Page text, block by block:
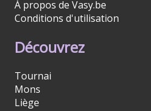
À propos de Vasy.be
Conditions d'utilisation
Découvrez
Tournai
Mons
Liège